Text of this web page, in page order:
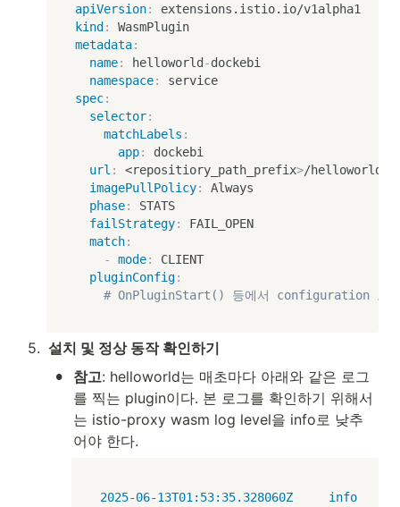
apiVersion:
kind :
metadata:
name: helloworld -dockebi
namespace:
spec:
selector:
matchLabels :
app:
dockebi
url : <repositiory_path_prefix>/helloworld
imagePullPolicy:
Always
phase:
STATS
failStrategy:
FAIL_OPEN
match:
-
mode:
CLIENT
pluginConfig:
# OnPluginStart() 등에서 configuration
5. 설치 및 정상 동작 확인하기
• 참고: helloworld는 매초마다 아래와 같은 로그
를 찍는 plugin이다. 본 로그를 확인하기 위해서
는 istio-proxy wasm log level을 info로 낮추
어야 한다.
2025-06-13T01:53:35.328060Z     info